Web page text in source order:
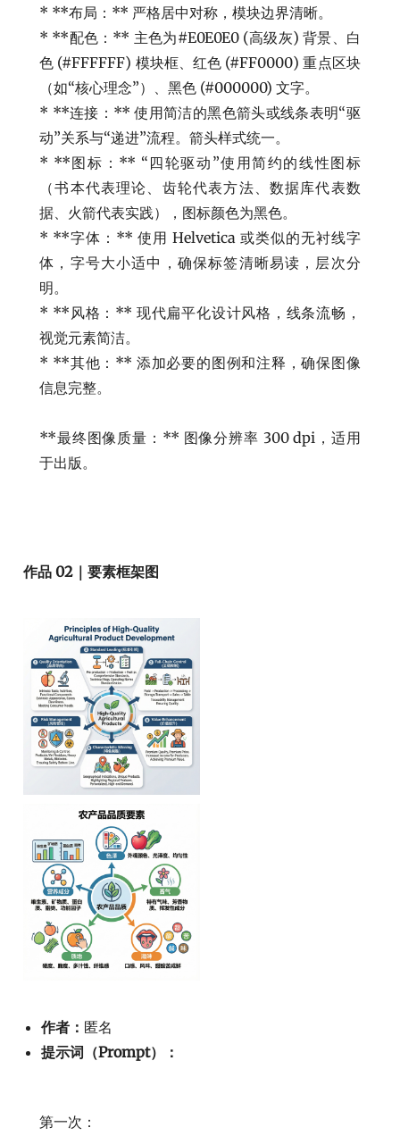
* **布局：** 严格居中对称，模块边界清晰。
* **配色：** 主色为#E0E0E0 (高级灰) 背景、白
色 (#FFFFFF) 模块框、红色 (#FF0000) 重点区块
（如“核心理念”）、黑色 (#000000) 文字。
* **连接：** 使用简洁的黑色箭头或线条表明“驱
动”关系与“递进”流程。箭头样式统一。
* **图标：** “四轮驱动”使用简约的线性图标
（书本代表理论、齿轮代表方法、数据库代表数
据、火箭代表实践），图标颜色为黑色。
* **字体：** 使用 Helvetica 或类似的无衬线字
体，字号大小适中，确保标签清晰易读，层次分
明。
* **风格：** 现代扁平化设计风格，线条流畅，
视觉元素简洁。
* **其他：** 添加必要的图例和注释，确保图像
信息完整。
**最终图像质量：** 图像分辨率 300 dpi，适用
于出版。
作品 02｜要素框架图
作者： 匿名
提示词（Prompt）：
第一次：